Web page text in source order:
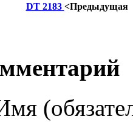
DT 2183 <Предыдущая